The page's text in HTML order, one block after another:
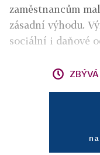
zaměstnancům
zásadní výhodu.
sociální i daňové